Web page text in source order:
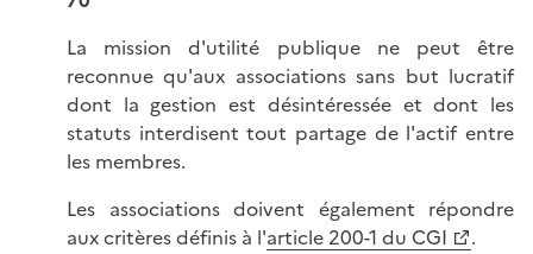
La mission d'utilité publique ne peut être
reconnue qu'aux associations sans but lucratif
dont la gestion est désintéressée et dont les
statuts interdisent tout partage de l'actif entre
les membres.
Les associations doivent également répondre
aux critères définis à l'article 200-1 du CGI
.